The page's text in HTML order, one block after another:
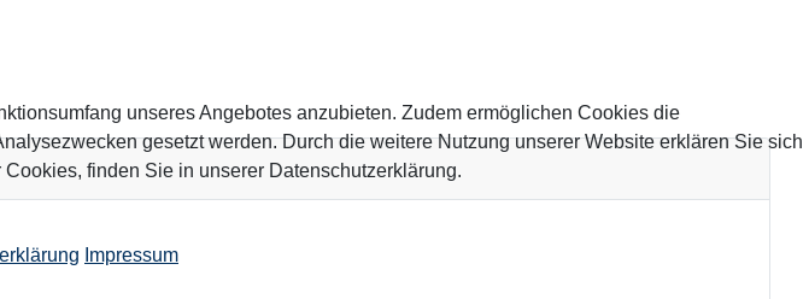
unseres Angebotes anzubieten. Zudem ermöglichen Cookies die
gesetzt werden. Durch die weitere Nutzung unserer Website erklären Sie sich
finden Sie in unserer Datenschutzerklärung.
Impressum